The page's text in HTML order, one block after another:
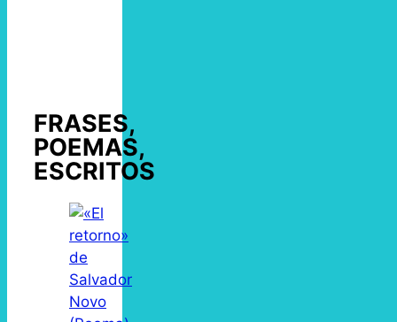
FRASES,
POEMAS,
ESCRITOS